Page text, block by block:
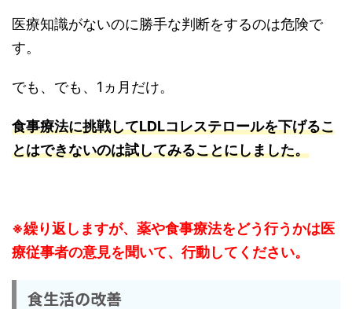
医療知識がないのに勝手な判断をするのは危険で
す。
でも、でも、1ヵ月だけ。
食事療法に挑戦してLDLコレステロールを下げるこ
とはできないのは試してみることにしました。
※繰り返しますが、薬や食事療法をどう行うかは医
療従事者の意見を聞いて、行動してください。
食生活の改善